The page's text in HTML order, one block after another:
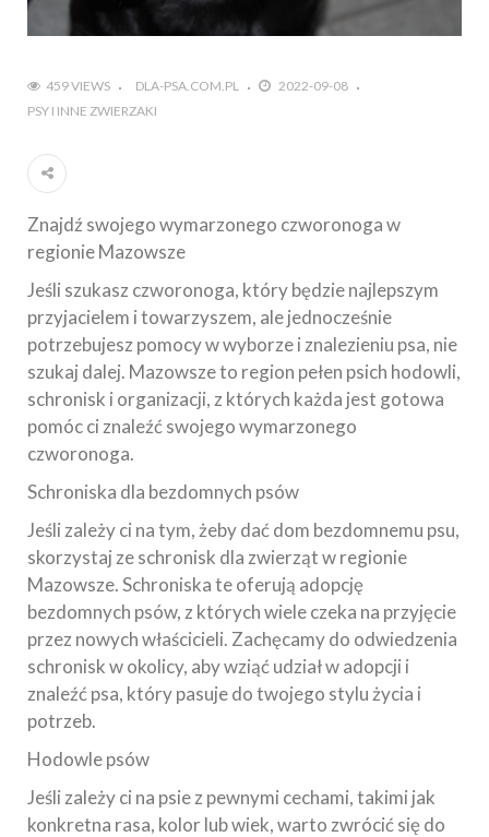
459 VIEWS DLA-PSA.COM.PL
2022-09-08
PSY I INNE ZWIERZAKI
Znajdź swojego wymarzonego czworonoga w
regionie Mazowsze
Jeśli szukasz czworonoga, który będzie najlepszym
przyjacielem i towarzyszem, ale jednocześnie
potrzebujesz pomocy w wyborze i znalezieniu psa, nie
szukaj dalej. Mazowsze to region pełen psich hodowli,
schronisk i organizacji, z których każda jest gotowa
pomóc ci znaleźć swojego wymarzonego
czworonoga.
Schroniska dla bezdomnych psów
Jeśli zależy ci na tym, żeby dać dom bezdomnemu psu,
skorzystaj ze schronisk dla zwierząt w regionie
Mazowsze. Schroniska te oferują adopcję
bezdomnych psów, z których wiele czeka na przyjęcie
przez nowych właścicieli. Zachęcamy do odwiedzenia
schronisk w okolicy, aby wziąć udział w adopcji i
znaleźć psa, który pasuje do twojego stylu życia i
potrzeb.
Hodowle psów
Jeśli zależy ci na psie z pewnymi cechami, takimi jak
konkretna rasa, kolor lub wiek, warto zwrócić się do